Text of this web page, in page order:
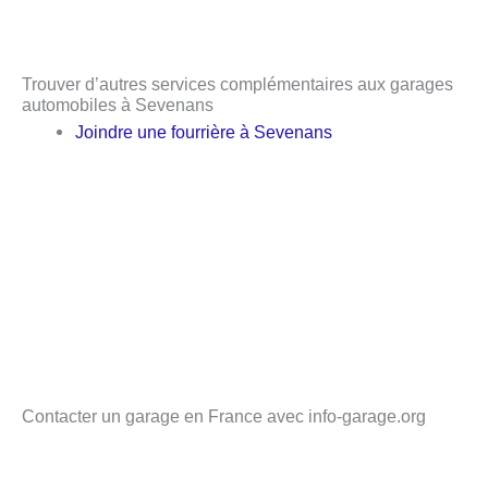
Trouver d’autres services complémentaires aux garages
automobiles à Sevenans
Joindre une fourrière à Sevenans
Contacter un garage en France avec info-garage.org